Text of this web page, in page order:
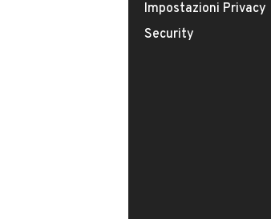
Questo sito è
Impostazioni Privacy
Security